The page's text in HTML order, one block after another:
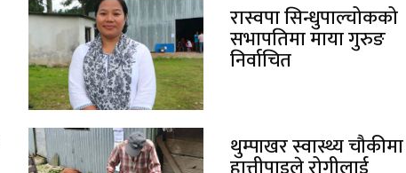
रास्वपा सिन्धुपाल्चोकको
सभापतिमा माया गुरुङ
निर्वाचित
थुम्पाखर स्वास्थ्य चौकीमा